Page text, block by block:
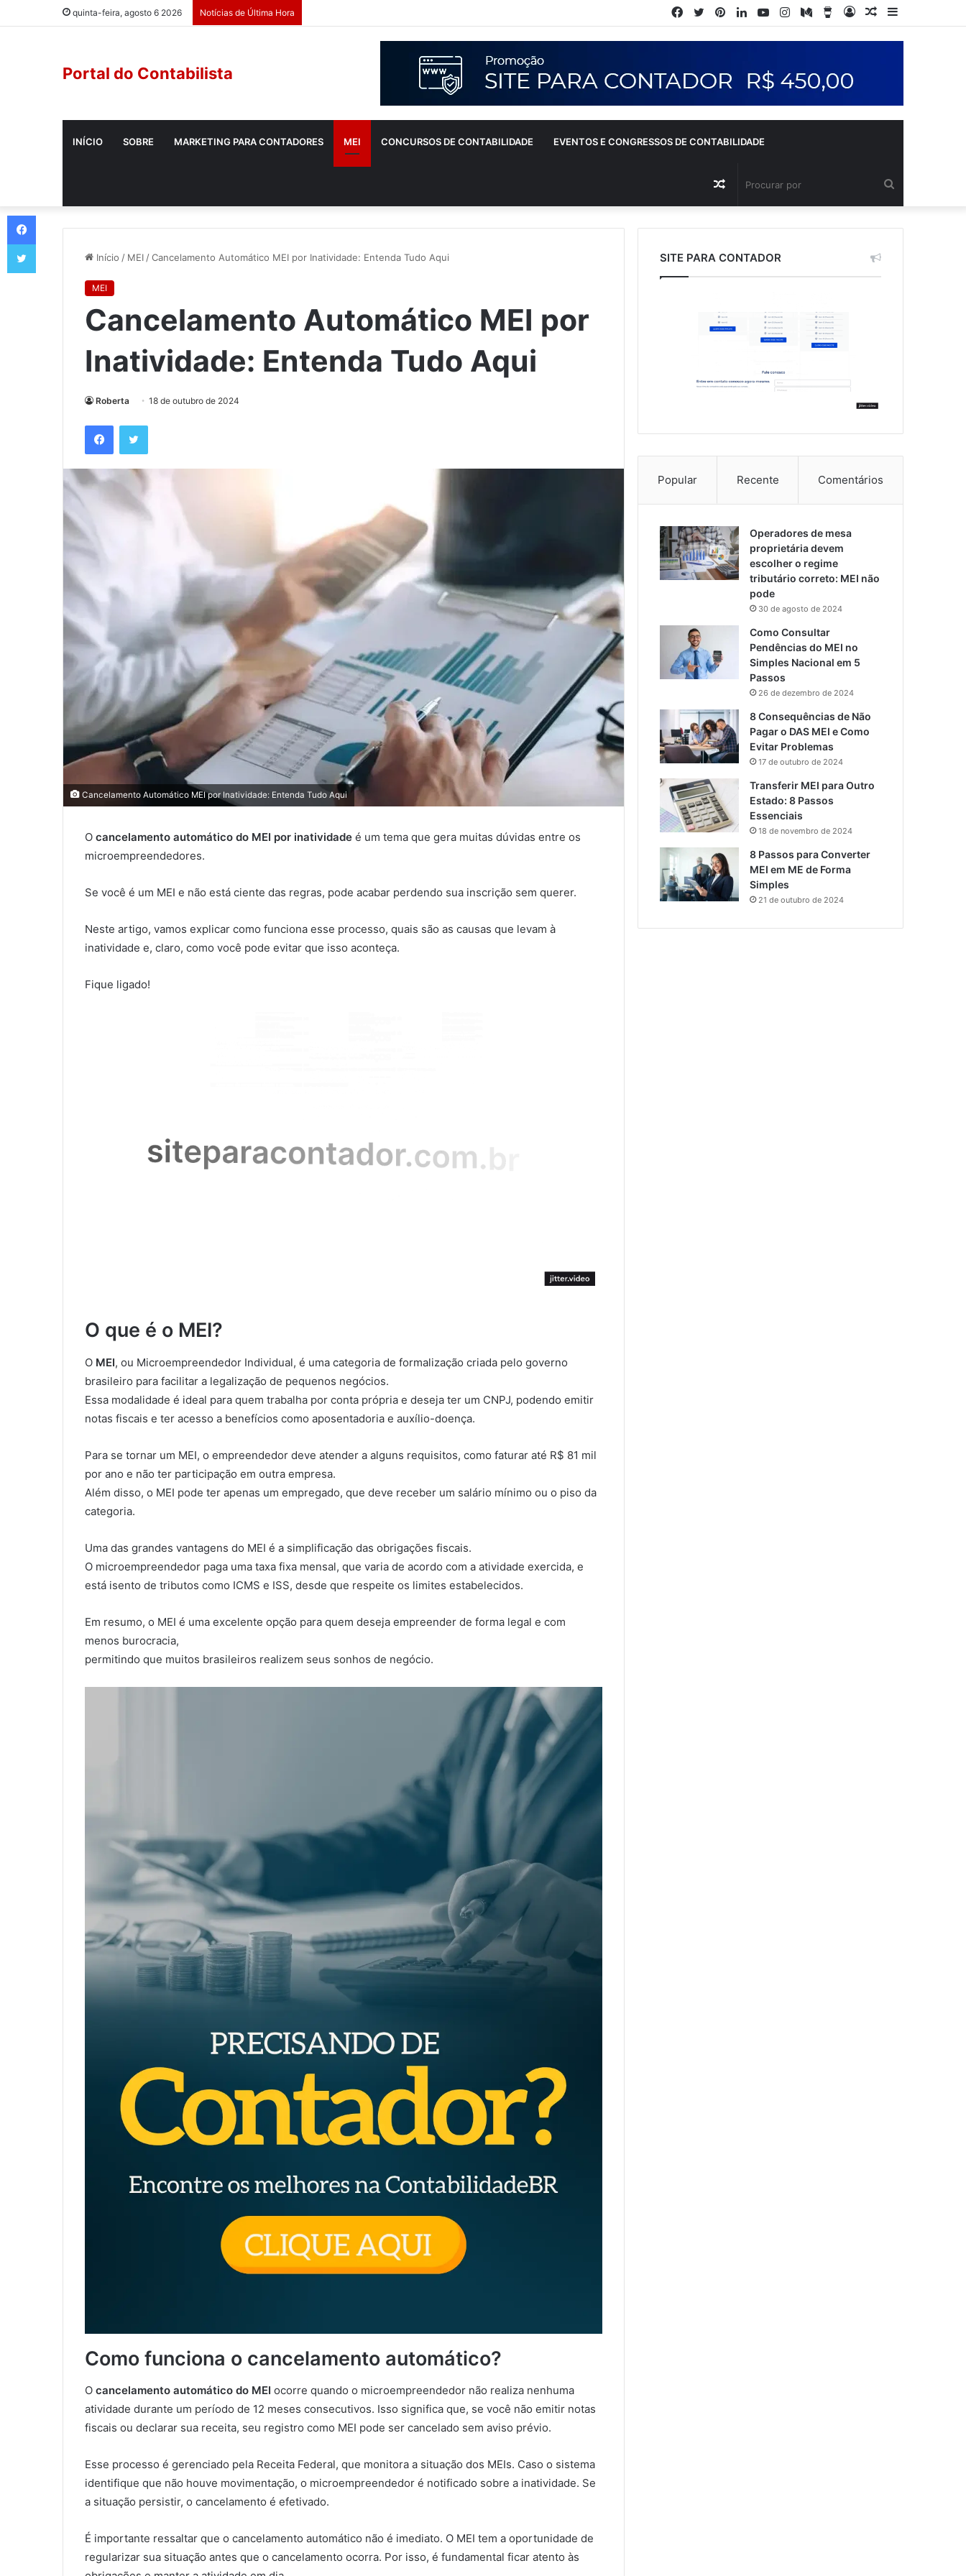
quinta-feira, agosto 6 2026 Notícias de Última Hora
Portal do Contabilista
INÍCIO SOBRE MARKETING PARA CONTADORES MEI CONCURSOS DE CONTABILIDADE EVENTOS E CONGRESSOS DE CONTABILIDADE
Início / MEI /Cancelamento Automático MEI por Inatividade: Entenda Tudo Aqui
MEI
Cancelamento Automático MEI por
Inatividade: Entenda Tudo Aqui
Roberta 18 de outubro de 2024
Cancelamento Automático MEI por Inatividade: Entenda Tudo Aqui
O cancelamento automático do MEI por inatividade é um tema que gera muitas dúvidas entre os
microempreendedores.
Se você é um MEI e não está ciente das regras, pode acabar perdendo sua inscrição sem querer.
Neste artigo, vamos explicar como funciona esse processo, quais são as causas que levam à
inatividade e, claro, como você pode evitar que isso aconteça.
Fique ligado!
O que é o MEI?
O MEI, ou Microempreendedor Individual, é uma categoria de formalização criada pelo governo
brasileiro para facilitar a legalização de pequenos negócios.
Essa modalidade é ideal para quem trabalha por conta própria e deseja ter um CNPJ, podendo emitir
notas fiscais e ter acesso a benefícios como aposentadoria e auxílio-doença.
Para se tornar um MEI, o empreendedor deve atender a alguns requisitos, como faturar até R$ 81 mil
por ano e não ter participação em outra empresa.
Além disso, o MEI pode ter apenas um empregado, que deve receber um salário mínimo ou o piso da
categoria.
Uma das grandes vantagens do MEI é a simplificação das obrigações fiscais.
O microempreendedor paga uma taxa fixa mensal, que varia de acordo com a atividade exercida, e
está isento de tributos como ICMS e ISS, desde que respeite os limites estabelecidos.
Em resumo, o MEI é uma excelente opção para quem deseja empreender de forma legal e com
menos burocracia,
permitindo que muitos brasileiros realizem seus sonhos de negócio.
Como funciona o cancelamento automático?
O cancelamento automático do MEI ocorre quando o microempreendedor não realiza nenhuma
atividade durante um período de 12 meses consecutivos. Isso significa que, se você não emitir notas
fiscais ou declarar sua receita, seu registro como MEI pode ser cancelado sem aviso prévio.
Esse processo é gerenciado pela Receita Federal, que monitora a situação dos MEIs. Caso o sistema
identifique que não houve movimentação, o microempreendedor é notificado sobre a inatividade. Se
a situação persistir, o cancelamento é efetivado.
É importante ressaltar que o cancelamento automático não é imediato. O MEI tem a oportunidade de
regularizar sua situação antes que o cancelamento ocorra. Por isso, é fundamental ficar atento às
SITE PARA CONTADOR
Popular Recente Comentários
Operadores de mesa
proprietária devem
escolher o regime
tributário correto: MEI não
pode
30 de agosto de 2024
Como Consultar
Pendências do MEI no
Simples Nacional em 5
Passos
26 de dezembro de 2024
8 Consequências de Não
Pagar o DAS MEI e Como
Evitar Problemas
17 de outubro de 2024
Transferir MEI para Outro
Estado: 8 Passos
Essenciais
18 de novembro de 2024
8 Passos para Converter
MEI em ME de Forma
Simples
21 de outubro de 2024